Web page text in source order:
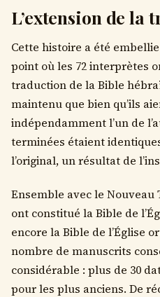
L’extension de la
Cette histoire a été
point où les 72 interprètes
traduction de la Bible
maintenu que bien qu’ils
indépendamment l’un de
terminées étaient
l’original, un résultat de
Ensemble avec le Nouveau
ont constitué la Bible de
encore la Bible de l’Église
nombre de manuscrits
considérable : plus de 30
pour les plus anciens. De